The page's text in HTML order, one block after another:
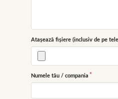
Atașează fișiere (inclusiv de pe
Numele tău / compania